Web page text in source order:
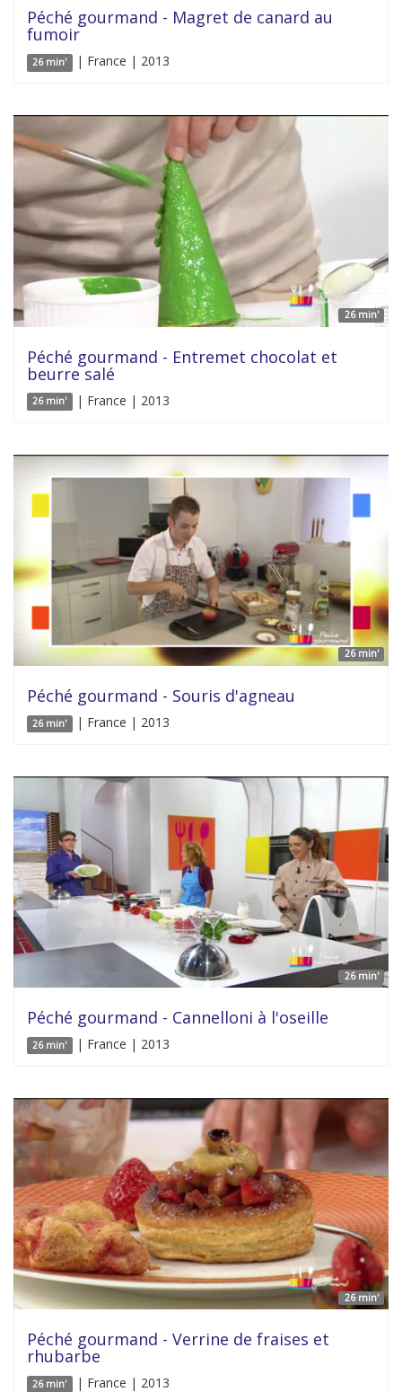
Péché gourmand - Magret de canard au
fumoir
26 min' | France | 2013
26 min'
Péché gourmand - Entremet chocolat et
beurre salé
26 min' | France | 2013
26 min'
Péché gourmand - Souris d'agneau
26 min' | France | 2013
26 min'
Péché gourmand - Cannelloni à l'oseille
26 min' | France | 2013
26 min'
Péché gourmand - Verrine de fraises et
rhubarbe
26 min' | France | 2013